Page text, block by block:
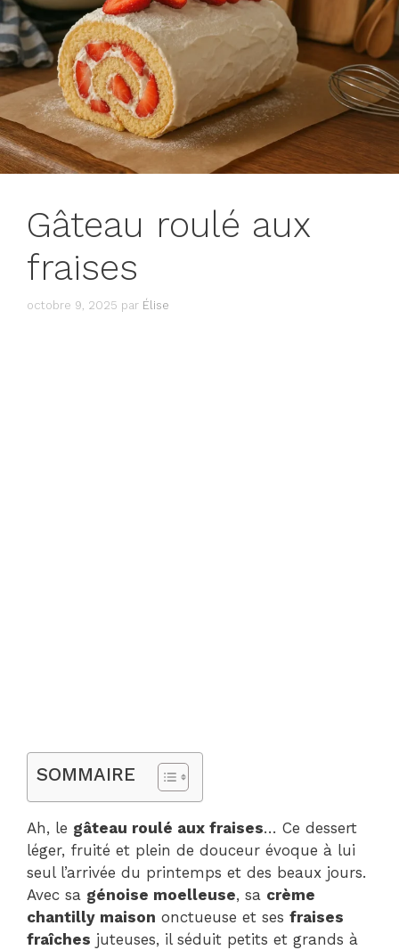
Gâteau roulé aux
fraises
octobre 9, 2025 par Élise
SOMMAIRE
Ah, le gâteau roulé aux fraises… Ce dessert
léger, fruité et plein de douceur évoque à lui
seul l’arrivée du printemps et des beaux jours.
Avec sa génoise moelleuse, sa crème
chantilly maison onctueuse et ses fraises
fraîches juteuses, il séduit petits et grands à